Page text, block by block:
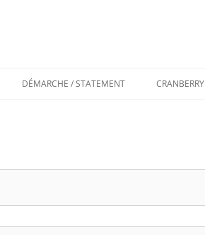
DÉMARCHE / STATEMENT CRANBERRY